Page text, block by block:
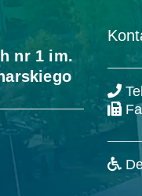
nr 1 im.